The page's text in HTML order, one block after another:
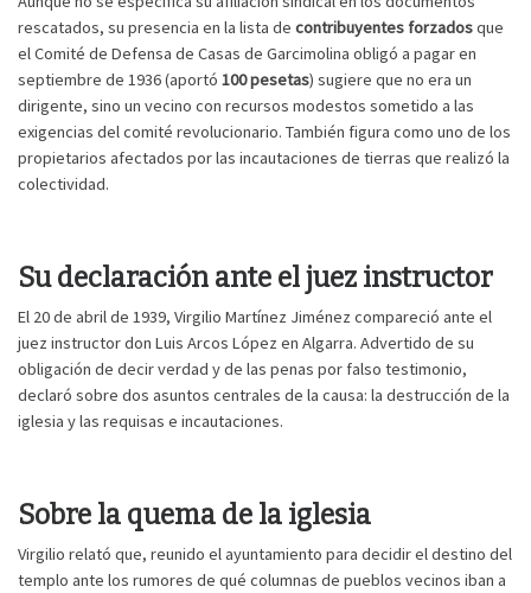
rescatados, su presencia en la lista de contribuyentes forzadosque
el Comité de Defensa de Casas de Garcimolina obligó a pagar en
septiembre de 1936 (aportó 100 pesetas) sugiere que no era un
dirigente, sino un vecino con recursos modestos sometido a las
exigencias del comité revolucionario. También figura como uno de los
propietarios afectados por las incautaciones de tierras que realizó la
colectividad.
Su declaración ante el juez instructor
El 20 de abril de 1939, Virgilio Martínez Jiménez compareció ante el
juez instructor don Luis Arcos López en Algarra. Advertido de su
obligación de decir verdad y de las penas por falso testimonio,
declaró sobre dos asuntos centrales de la causa: la destrucción de la
iglesia y las requisas e incautaciones.
Sobre la quema de la iglesia
Virgilio relató que, reunido el ayuntamiento para decidir el destino del
templo ante los rumores de qué columnas de pueblos vecinos iban a